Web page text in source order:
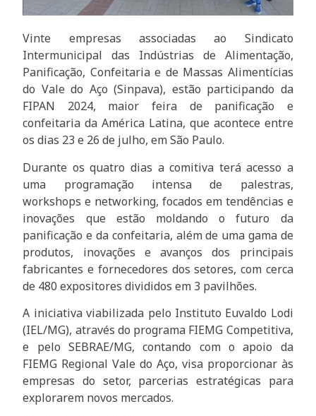
Vinte empresas associadas ao Sindicato
Intermunicipal das Indústrias de Alimentação,
Panificação, Confeitaria e de Massas Alimentícias
do Vale do Aço (Sinpava), estão participando da
FIPAN 2024, maior feira de panificação e
confeitaria da América Latina, que acontece entre
os dias 23 e 26 de julho, em São Paulo.
Durante os quatro dias a comitiva terá acesso a
uma programação intensa de palestras,
workshops e networking, focados em tendências e
inovações que estão moldando o futuro da
panificação e da confeitaria, além de uma gama de
produtos, inovações e avanços dos principais
fabricantes e fornecedores dos setores, com cerca
de 480 expositores divididos em 3 pavilhões.
A iniciativa viabilizada pelo Instituto Euvaldo Lodi
(IEL/MG), através do programa FIEMG Competitiva,
e pelo SEBRAE/MG, contando com o apoio da
FIEMG Regional Vale do Aço, visa proporcionar às
empresas do setor, parcerias estratégicas para
explorarem novos mercados.